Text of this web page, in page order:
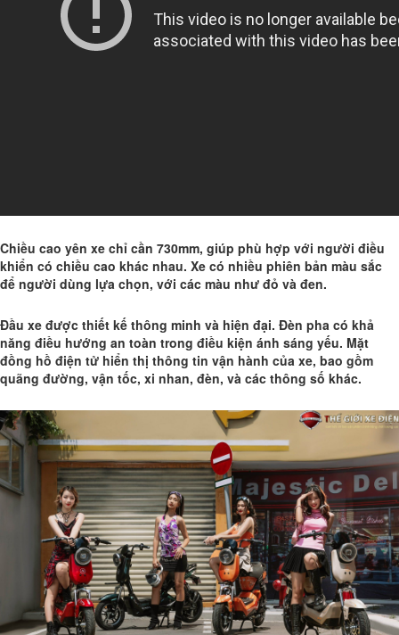
Chiều cao yên xe chỉ cần 730mm, giúp phù hợp với người điều
khiển có chiều cao khác nhau. Xe có nhiều phiên bản màu sắc
để người dùng lựa chọn, với các màu như đỏ và đen.
Đầu xe được thiết kế thông minh và hiện đại. Đèn pha có khả
năng điều hướng an toàn trong điều kiện ánh sáng yếu. Mặt
đồng hồ điện tử hiển thị thông tin vận hành của xe, bao gồm
quãng đường, vận tốc, xi nhan, đèn, và các thông số khác.